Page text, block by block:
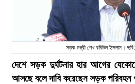
সড়ক মন্ত্রী শেখ রবিউল ইসলাম।
দেশে সড়ক দুর্ঘটনার হার আগের
আসছে বলে দাবি করেছেন সড়ক পরিবহন